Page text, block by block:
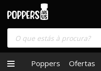
content
Poppers Ofertas